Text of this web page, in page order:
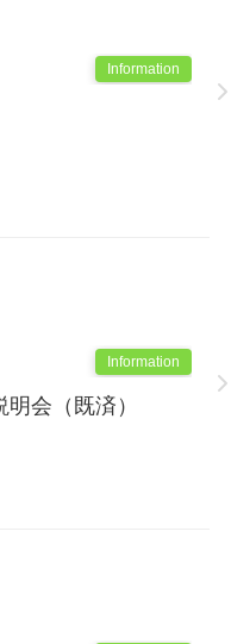
Information
Information
会（既済）